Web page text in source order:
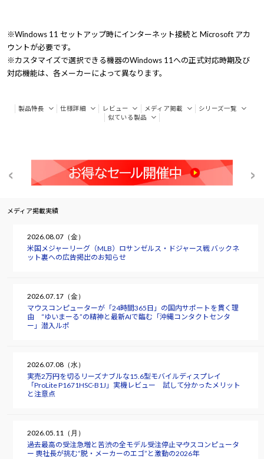
※Windows 11 セットアップ時にインターネット接続と Microsoft アカ
ウントが必要です。
※カスタマイズで選択できる機器のWindows 11への正式対応時期及び
対応機能は、各メーカーによって異なります。
製品特長 仕様詳細 レビュー メディア掲載
シリーズ一覧
似ている製品
メディア掲載実績
2026.08.07（金）
米国メジャーリーグ（MLB）ロサンゼルス・ドジャース戦 バックネ
ット裏への広告掲出のお知らせ
2026.07.17（金）
マウスコンピューターが「24時間365日」の国内サポートを貫く理
由 “ゆいまーる”の精神と最新AIで臨む「沖縄コンタクトセンタ
ー」潜入ルポ
2026.07.08（水）
実売2万円を切るリーズナブルな15.6型モバイルディスプレイ
「ProLite P1671HSC-B1J」実機レビュー 試して分かったメリット
と注意点
2026.05.11（月）
過去最高の受注急増と苦渋の全モデル受注停止――マウスコンピュータ
ー 軣社長が挑む“脱・メーカーのエゴ”と激動の2026年